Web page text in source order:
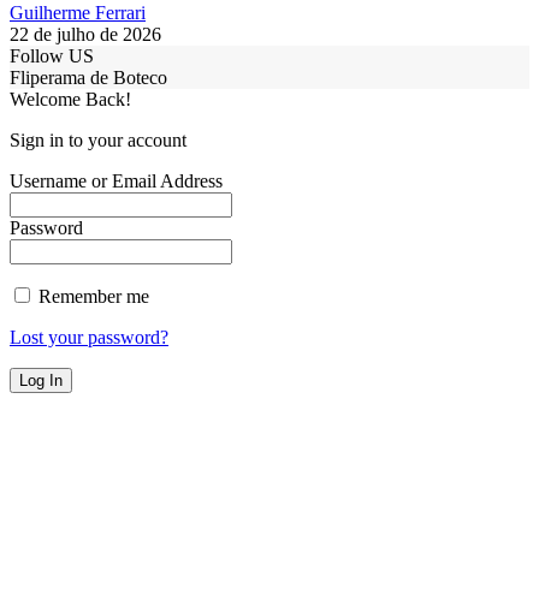
Guilherme Ferrari
22 de julho de 2026
Follow US
Fliperama de Boteco
Welcome Back!
Sign in to your account
Username or Email Address
Password
Remember me
Lost your password?